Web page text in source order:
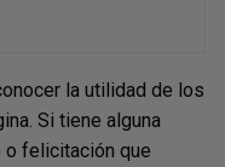
la utilidad de los
Si tiene alguna
o felicitación que